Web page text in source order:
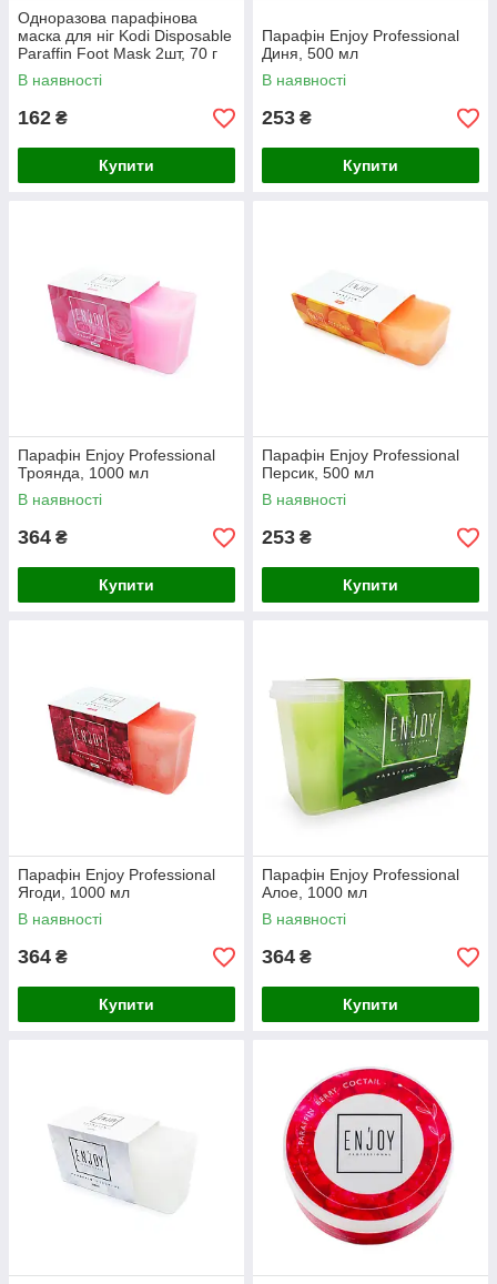
Одноразова парафінова
маска для ніг Kodi Disposable
Paraffin Foot Mask 2шт, 70 г
В наявності
162 ₴
Купити
Парафін Enjoy Professional
Диня, 500 мл
В наявності
253 ₴
Купити
Парафін Enjoy Professional
Троянда, 1000 мл
В наявності
364 ₴
Купити
Парафін Enjoy Professional
Персик, 500 мл
В наявності
253 ₴
Купити
Парафін Enjoy Professional
Ягоди, 1000 мл
В наявності
364 ₴
Купити
Парафін Enjoy Professional
Алое, 1000 мл
В наявності
364 ₴
Купити